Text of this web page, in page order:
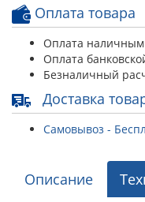
Оплата товара
Оплата
Оплата
Безналичный
Доставка
Самовывоз -
Описание